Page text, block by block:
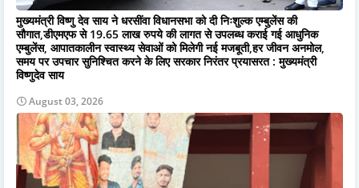
मुख्यमंत्री विष्णु देव साय ने धरसींवा विधानसभा को दी निःशुल्क एम्बुलेंस की
सौगात,डीएमएफ से 19.65 लाख रुपये की लागत से उपलब्ध कराई गई आधुनिक
एम्बुलेंस, आपातकालीन स्वास्थ्य सेवाओं को मिलेगी नई मजबूती,हर जीवन अनमोल,
समय पर उपचार सुनिश्चित करने के लिए सरकार निरंतर प्रयासरत : मुख्यमंत्री
विष्णुदेव साय
August 03, 2026